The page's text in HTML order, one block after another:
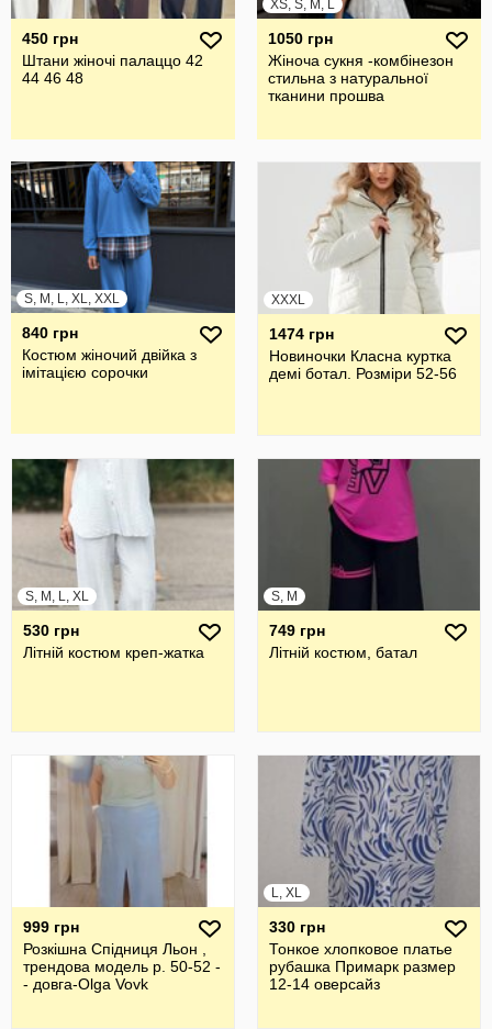
450 грн
Штани жіночі палаццо 42
44 46 48
XS, S, M, L
1050 грн
Жіноча сукня -комбінезон
стильна з натуральної
тканини прошва
S, M, L, XL, XXL
840 грн
Костюм жіночий двійка з
імітацією сорочки
XXXL
1474 грн
Новиночки Класна куртка
демі ботал. Розміри 52-56
S, M, L, XL
530 грн
Літній костюм креп-жатка
S, M
749 грн
Літній костюм, батал
999 грн
Розкішна Спідниця Льон ,
трендова модель р. 50-52 -
- довга-Olga Vovk
L, XL
330 грн
Тонкое хлопковое платье
рубашка Примарк размер
12-14 оверсайз